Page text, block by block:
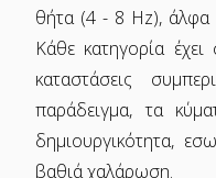
θήτα (4 - 8 Hz), άλφα
Κάθε κατηγορία έχει
καταστάσεις
παράδειγμα, τα
δημιουργικότητα,
βαθιά χαλάρωση.